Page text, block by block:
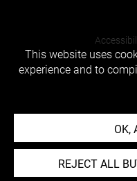
This website uses
experience and to
OK,
REJECT ALL